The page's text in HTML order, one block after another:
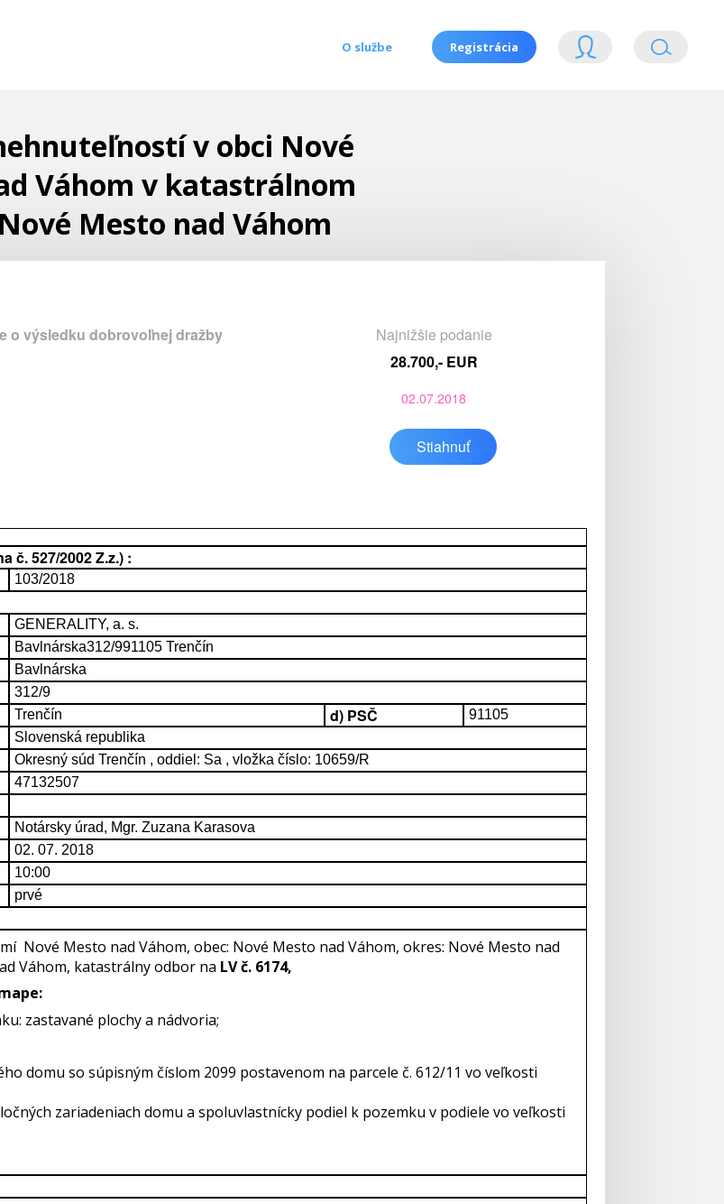
O službe Registrácia
v obci Nové
Váhom v katastrálnom
Mesto nad Váhom
o výsledku dobrovoľnej dražby
Najnižšie podanie
28.700,- EUR
02.07.2018
Stiahnuť
č. 527/2002 Z.z.) :
103/2018
GENERALITY, a. s.
Bavlnárska312/991105 Trenčín
Bavlnárska
312/9
Trenčín d) PSČ 91105
Slovenská republika
Okresný súd Trenčín , oddiel: Sa , vložka číslo: 10659/R
47132507
Notársky úrad, Mgr. Zuzana Karasova
02. 07. 2018
10:00
prvé
Nové Mesto nad Váhom, obec: Nové Mesto nad Váhom, okres: Nové Mesto nad
Váhom, katastrálny odbor na LV č. 6174,
zastavané plochy a nádvoria;
domu so súpisným číslom 2099 postavenom na parcele č. 612/11 vo veľkosti
zariadeniach domu a spoluvlastnícky podiel k pozemku v podiele vo veľkosti